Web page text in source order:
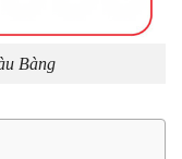
Bàng